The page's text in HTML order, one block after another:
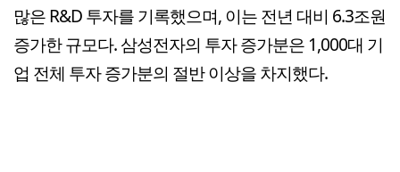
많은 R&D 투자를 기록했으며, 이는 전년 대비 6.3조원
증가한 규모다. 삼성전자의 투자 증가분은 1,000대 기
업 전체 투자 증가분의 절반 이상을 차지했다.